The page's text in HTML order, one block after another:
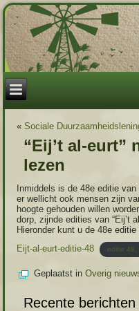
«Sociale
“Eij’t al-eurt”
lezen
Inmiddels is de 48e editie
er wellicht ook mensen zijn
hoogte gehouden willen
dorp, zijnde edities van “Eij’t
Hieronder kunt u de 48e editie
Eijt-al-eurt-editie-48
editie 48,
Geplaatst in Overig
Recente berichten